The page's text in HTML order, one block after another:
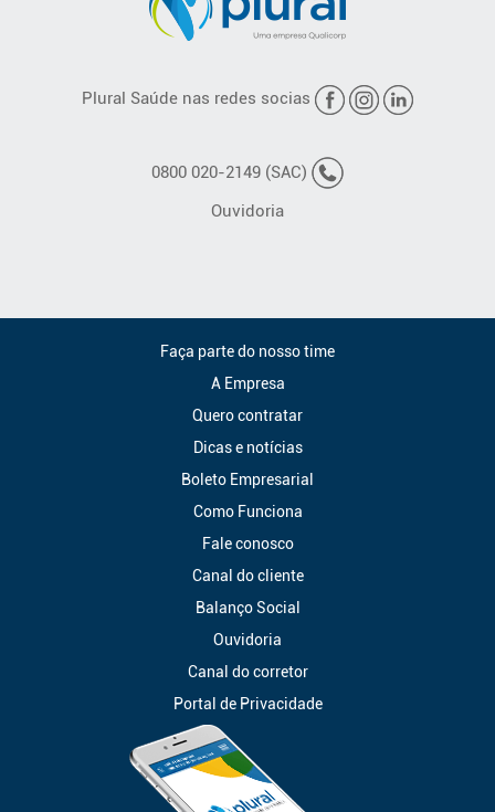
Plural Saúde nas redes socias
0800 020-2149 (SAC)
Ouvidoria
Faça parte do nosso time
A Empresa
Quero contratar
Dicas e notícias
Boleto Empresarial
Como Funciona
Fale conosco
Canal do cliente
Balanço Social
Ouvidoria
Canal do corretor
Portal de Privacidade